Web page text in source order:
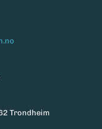
Trondheim